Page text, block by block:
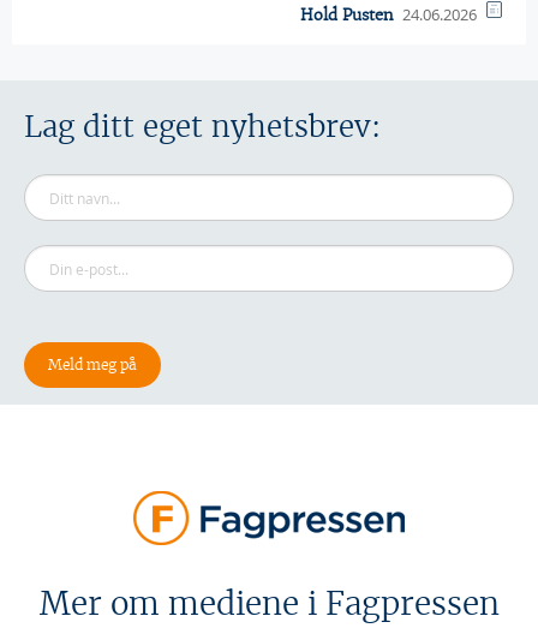
Hold Pusten 24.06.2026
Lag ditt eget nyhetsbrev:
Mer om mediene i Fagpressen